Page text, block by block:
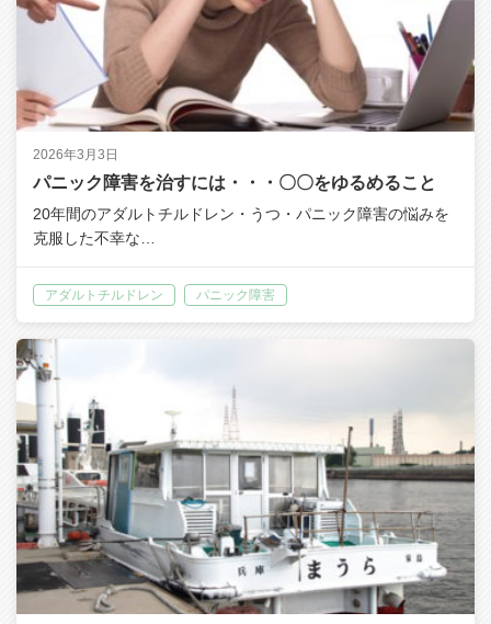
2026年3月3日
パニック障害を治すには・・・〇〇をゆるめること
20年間のアダルトチルドレン・うつ・パニック障害の悩みを
克服した不幸な…
アダルトチルドレン パニック障害